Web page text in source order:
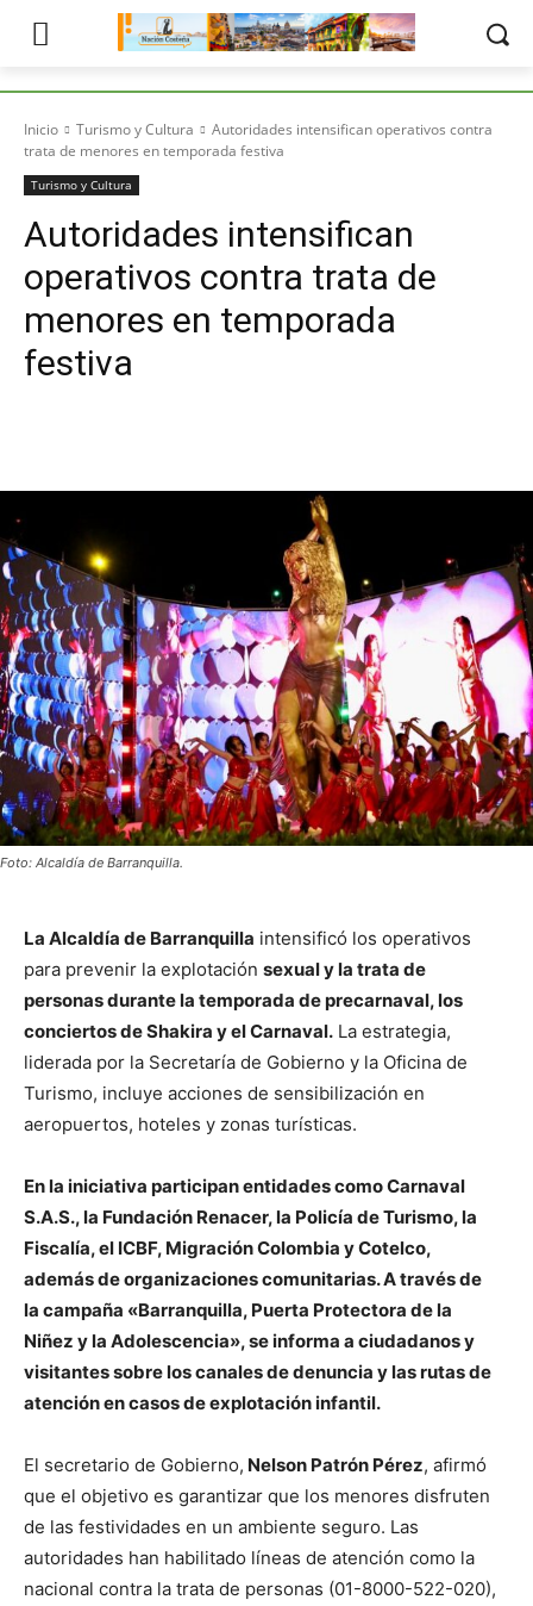
Inicio Turismo y Cultura
Autoridades intensifican operativos contra
trata de menores en temporada festiva
Turismo y Cultura
Autoridades intensifican
operativos contra trata de
menores en temporada
festiva
Foto: Alcaldía de Barranquilla.
La Alcaldía de Barranquilla intensificó los operativos
para prevenir la explotación sexual y la trata de
personas durante la temporada de precarnaval, los
conciertos de Shakira y el Carnaval. La estrategia,
liderada por la Secretaría de Gobierno y la Oficina de
Turismo, incluye acciones de sensibilización en
aeropuertos, hoteles y zonas turísticas.
En la iniciativa participan entidades como Carnaval
S.A.S., la Fundación Renacer, la Policía de Turismo, la
Fiscalía, el ICBF, Migración Colombia y Cotelco,
además de organizaciones comunitarias. A través de
la campaña «Barranquilla, Puerta Protectora de la
Niñez y la Adolescencia», se informa a ciudadanos y
visitantes sobre los canales de denuncia y las rutas de
atención en casos de explotación infantil.
El secretario de Gobierno, Nelson Patrón Pérez, afirmó
que el objetivo es garantizar que los menores disfruten
de las festividades en un ambiente seguro. Las
autoridades han habilitado líneas de atención como la
nacional contra la trata de personas (01-8000-522-020),